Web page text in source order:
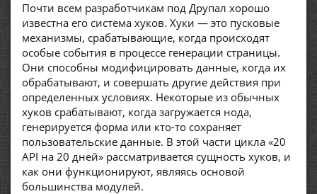
Почти всем разработчикам под Друпал хорошо
известна его система хуков. Хуки — это пусковые
механизмы, срабатывающие, когда происходят
особые события в процессе генерации страницы.
Они способны модифицировать данные, когда их
обрабатывают, и совершать другие действия при
определенных условиях. Некоторые из обычных
хуков срабатывают, когда загружается нода,
генерируется форма или кто-то сохраняет
пользовательские данные. В этой части цикла «20
API на 20 дней» рассматривается сущность хуков, и
как они функционируют, являясь основой
большинства модулей.